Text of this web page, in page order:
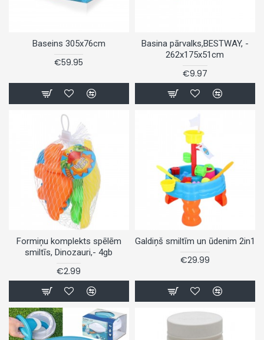
Baseins 305x76cm
€59.95
Basina pārvalks,BESTWAY, -
262x175x51cm
€9.97
Formiņu komplekts spēlēm
smiltīs, Dinozauri,- 4gb
€2.99
Galdiņš smiltīm un ūdenim 2in1
€29.99